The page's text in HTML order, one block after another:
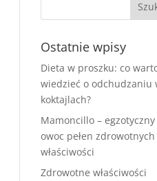
Ostatnie wpisy
Dieta w proszku: co
wiedzieć o odchudzaniu
koktajlach?
Mamoncillo – egzotyczny
owoc pełen zdrowotnych
właściwości
Zdrowotne właściwości